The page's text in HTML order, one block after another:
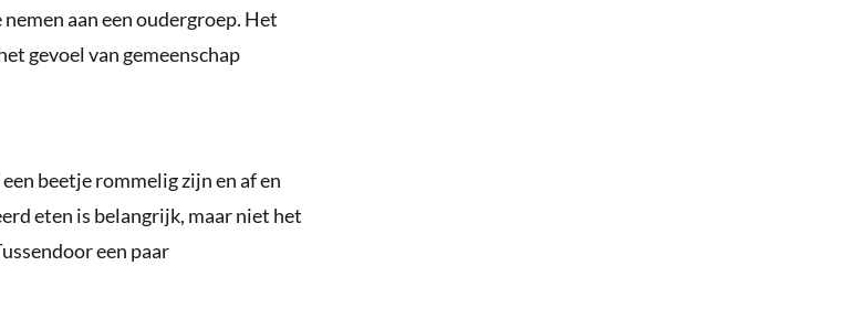
aan een oudergroep. Het
gevoel van gemeenschap
beetje rommelig zijn en af en
eten is belangrijk, maar niet het
een paar